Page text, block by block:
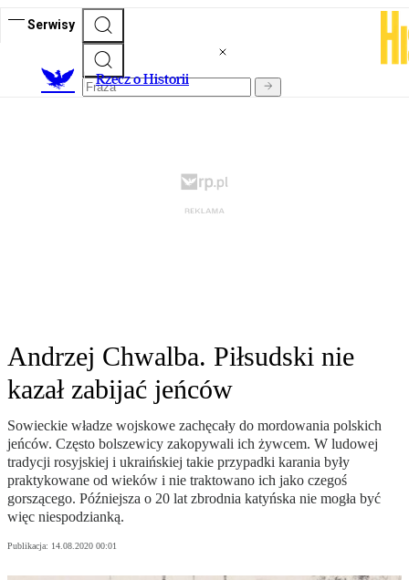
Serwisy
Rzecz o Historii
Andrzej Chwalba. Piłsudski nie
kazał zabijać jeńców
Sowieckie władze wojskowe zachęcały do mordowania polskich
jeńców. Często bolszewicy zakopywali ich żywcem. W ludowej
tradycji rosyjskiej i ukraińskiej takie przypadki karania były
praktykowane od wieków i nie traktowano ich jako czegoś
gorszącego. Późniejsza o 20 lat zbrodnia katyńska nie mogła być
więc niespodzianką.
Publikacja: 14.08.2020 00:01